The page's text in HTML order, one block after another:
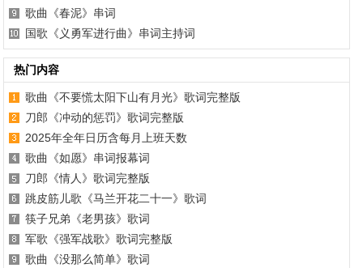
歌曲《春泥》串词
国歌《义勇军进行曲》串词主持词
热门内容
歌曲《不要慌太阳下山有月光》歌词完整版
刀郎《冲动的惩罚》歌词完整版
2025年全年日历含每月上班天数
歌曲《如愿》串词报幕词
刀郎《情人》歌词完整版
跳皮筋儿歌《马兰开花二十一》歌词
筷子兄弟《老男孩》歌词
军歌《强军战歌》歌词完整版
歌曲《没那么简单》歌词